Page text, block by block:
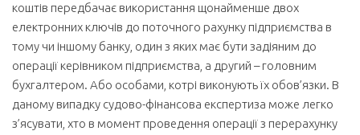
коштів передбачає використання щонайменше двох
електронних ключів до поточного рахунку підприємства в
тому чи іншому банку, один з яких має бути задіяним до
операції керівником підприємства, а другий – головним
бухгалтером. Або особами, котрі виконують їх обов’язки. В
даному випадку судово-фінансова експертиза може легко
з’ясувати, хто в момент проведення операції з перерахунку